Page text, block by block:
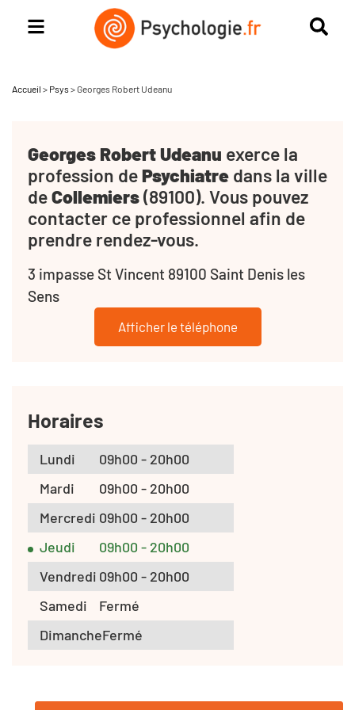
Accueil > Psys >Georges Robert Udeanu
Georges Robert Udeanu exerce la
profession dePsychiatre dans la ville
deCollemiers(89100). Vous pouvez
contacter ce professionnel afin de
prendre rendez-vous.
3 impasse St Vincent 89100 Saint Denis les
Sens
Afficher le téléphone
Horaires
Lundi
09h00 - 20h00
Mardi
09h00 - 20h00
Mercredi 09h00 - 20h00
Jeudi
09h00 - 20h00
Vendredi 09h00 - 20h00
Samedi
Fermé
DimancheFermé